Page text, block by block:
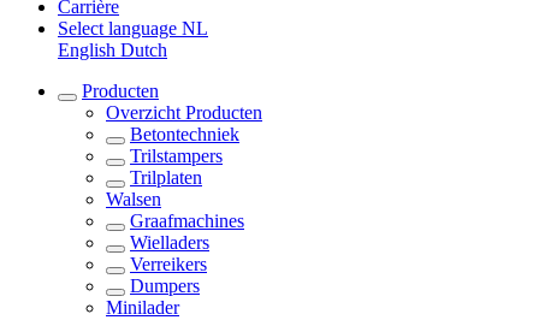
Carrière
Select language NL
English Dutch
Producten
Overzicht Producten
Betontechniek
Trilstampers
Trilplaten
Walsen
Graafmachines
Wielladers
Verreikers
Dumpers
Minilader